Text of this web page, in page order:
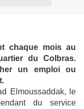
chaque mois au
du Colbras.
un emploi ou
Elmoussaddak, le
du service